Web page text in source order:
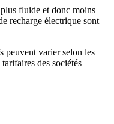
fluide et donc moins
recharge électrique sont
peuvent varier selon les
des sociétés